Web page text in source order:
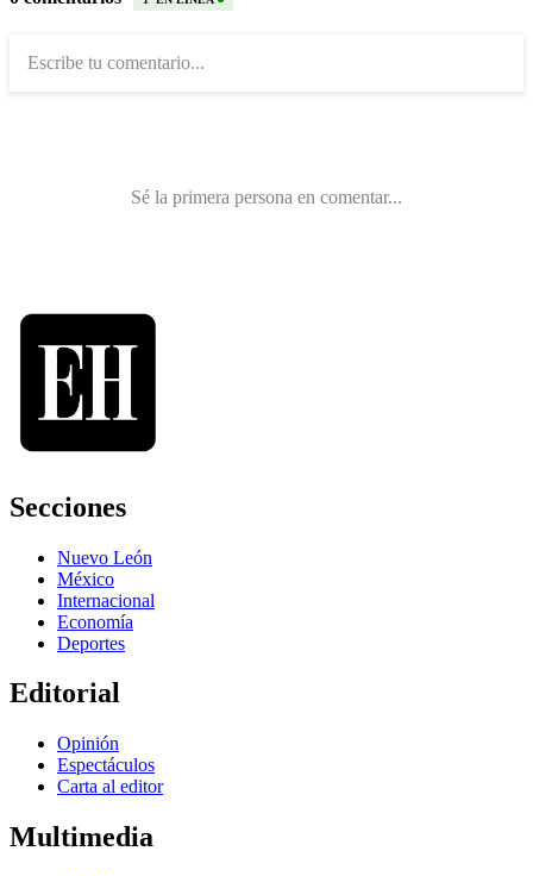
Secciones
Nuevo León
México
Internacional
Economía
Deportes
Editorial
Opinión
Espectáculos
Carta al editor
Multimedia